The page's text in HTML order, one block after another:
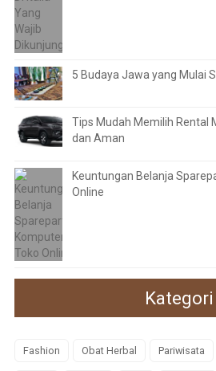
5 Budaya Jawa yang Mulai
Tips Mudah Memilih Rental
dan Aman
Keuntungan Belanja
Online
Kategori
Fashion Obat Herbal Pariwisata